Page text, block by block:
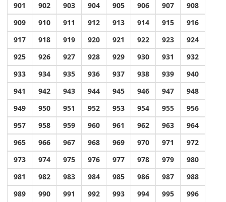
901
902 903 904 905 906 907
908
909
910 911 912 913 914 915
916
917
918 919 920 921 922 923
924
925
926 927 928 929 930 931
932
933
934 935 936 937 938 939
940
941
942 943 944 945 946 947
948
949
950 951 952 953 954 955
956
957
958 959 960 961 962 963
964
965
966 967 968 969 970 971
972
973
974 975 976 977 978 979
980
981
982 983 984 985 986 987
988
989
990 991 992 993 994 995 996